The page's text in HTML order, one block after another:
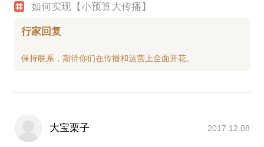
如何实现【小预算大传播】
行家回复
大宝栗子 2017.12.08